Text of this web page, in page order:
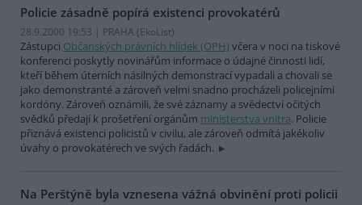
Policie zásadně popírá existenci provokatérů
28.9.2000 19:53 | PRAHA (EkoList)
Zástupci Občanských právních hlídek (OPH) včera v noci na tiskové
konferenci poskytly novinářům informace o údajné činnosti lidí,
kteří během úterních násilných demonstrací vypadali a chovali se
jako demonstranté a zároveň velmi snadno procházeli policejními
kordóny. Zároveň oznámili, že své záznamy a svědectví očitých
svědků předají k prošetření orgánům ministerstva vnitra. Policie
přiznává existenci policistů v civilu, ale zároveň odmítá jakékoliv
úvahy o provokatérech ve svých řadách.
Na Perštýně byla vznesena vážná obvinění proti policii